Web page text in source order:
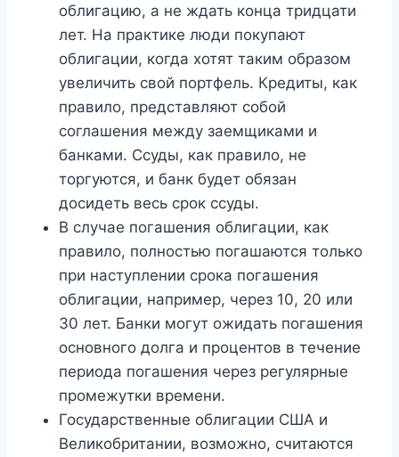
облигацию, а не ждать конца тридцати
лет. На практике люди покупают
облигации, когда хотят таким образом
увеличить свой портфель. Кредиты, как
правило, представляют собой
соглашения между заемщиками и
банками. Ссуды, как правило, не
торгуются, и банк будет обязан
досидеть весь срок ссуды.
В случае погашения облигации, как
правило, полностью погашаются только
при наступлении срока погашения
облигации, например, через 10, 20 или
30 лет. Банки могут ожидать погашения
основного долга и процентов в течение
периода погашения через регулярные
промежутки времени.
Государственные облигации США и
Великобритании, возможно, считаются